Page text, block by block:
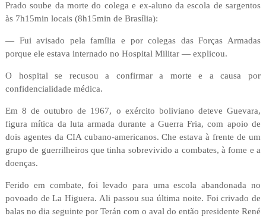
Prado soube da morte do colega e ex-aluno da escola de sargentos
às 7h15min locais (8h15min de Brasília):
— Fui avisado pela família e por colegas das Forças Armadas
porque ele estava internado no Hospital Militar — explicou.
O hospital se recusou a confirmar a morte e a causa por
confidencialidade médica.
Em 8 de outubro de 1967, o exército boliviano deteve Guevara,
figura mítica da luta armada durante a Guerra Fria, com apoio de
dois agentes da CIA cubano-americanos. Che estava à frente de um
grupo de guerrilheiros que tinha sobrevivido a combates, à fome e a
doenças.
Ferido em combate, foi levado para uma escola abandonada no
povoado de La Higuera. Ali passou sua última noite. Foi crivado de
balas no dia seguinte por Terán com o aval do então presidente René